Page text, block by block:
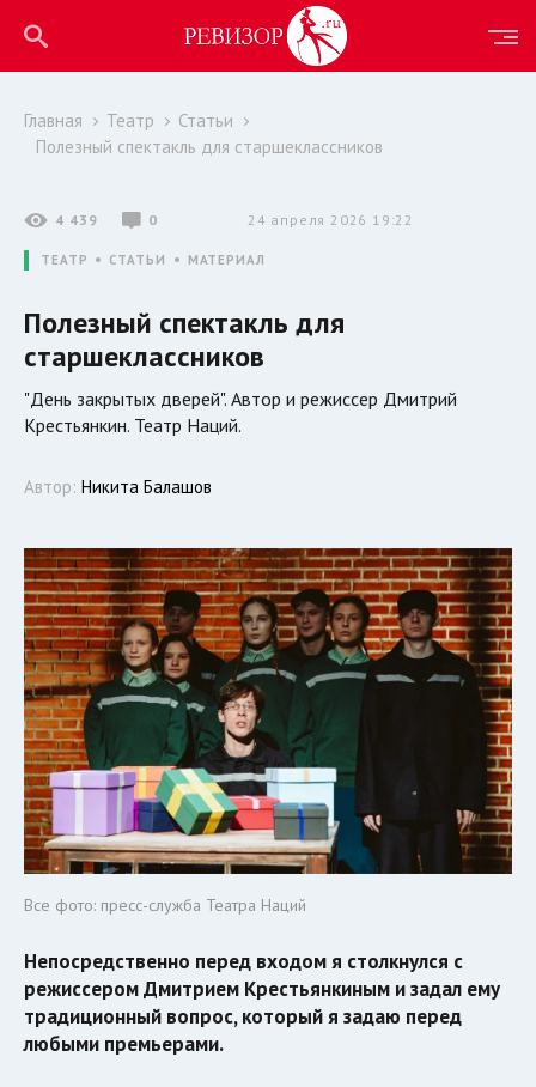
Главная Театр
Статьи
Полезный спектакль для старшеклассников
4 439 0 24 апреля 2026 19:22
ТЕАТР СТАТЬИ МАТЕРИАЛ
Полезный спектакль для
старшеклассников
"День закрытых дверей". Автор и режиссер Дмитрий
Крестьянкин. Театр Наций.
Автор: Никита Балашов
Все фото: пресс-служба Театра Наций
Непосредственно перед входом я столкнулся с
режиссером Дмитрием Крестьянкиным и задал ему
традиционный вопрос, который я задаю перед
любыми премьерами.